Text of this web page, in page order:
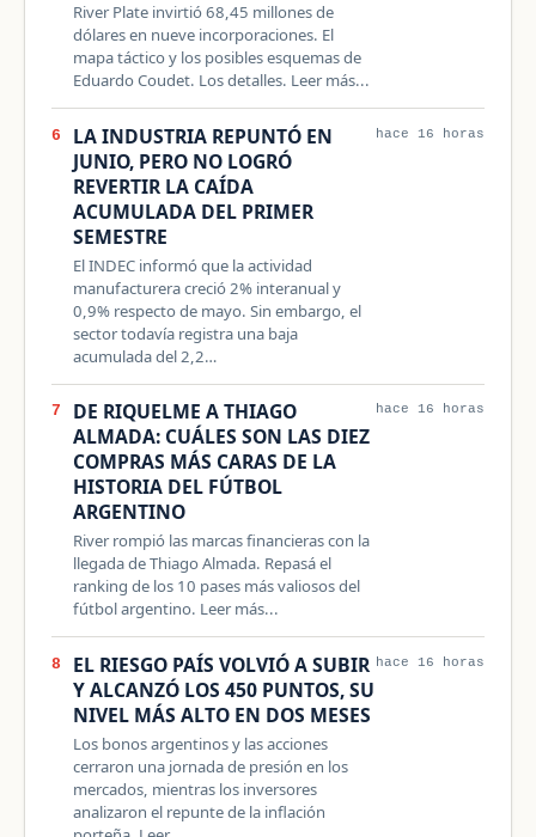
River Plate invirtió 68,45 millones de
dólares en nueve incorporaciones. El
mapa táctico y los posibles esquemas de
Eduardo Coudet. Los detalles. Leer más...
6
LA INDUSTRIA REPUNTÓ EN
JUNIO, PERO NO LOGRÓ
REVERTIR LA CAÍDA
ACUMULADA DEL PRIMER
SEMESTRE
El INDEC informó que la actividad
manufacturera creció 2% interanual y
0,9% respecto de mayo. Sin embargo, el
sector todavía registra una baja
acumulada del 2,2…
hace 16 horas
7
DE RIQUELME A THIAGO
ALMADA: CUÁLES SON LAS DIEZ
COMPRAS MÁS CARAS DE LA
HISTORIA DEL FÚTBOL
ARGENTINO
River rompió las marcas financieras con la
llegada de Thiago Almada. Repasá el
ranking de los 10 pases más valiosos del
fútbol argentino. Leer más...
hace 16 horas
8
EL RIESGO PAÍS VOLVIÓ A SUBIR
Y ALCANZÓ LOS 450 PUNTOS, SU
NIVEL MÁS ALTO EN DOS MESES
Los bonos argentinos y las acciones
cerraron una jornada de presión en los
mercados, mientras los inversores
analizaron el repunte de la inflación
hace 16 horas